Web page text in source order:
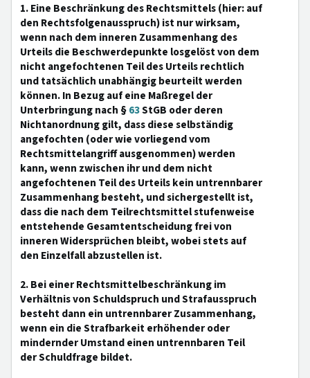
1. Eine Beschränkung des Rechtsmittels (hier: auf
den Rechtsfolgenausspruch) ist nur wirksam,
wenn nach dem inneren Zusammenhang des
Urteils die Beschwerdepunkte losgelöst von dem
nicht angefochtenen Teil des Urteils rechtlich
und tatsächlich unabhängig beurteilt werden
können. In Bezug auf eine Maßregel der
Unterbringung nach §63StGB oder deren
Nichtanordnung gilt, dass diese selbständig
angefochten (oder wie vorliegend vom
Rechtsmittelangriff ausgenommen) werden
kann, wenn zwischen ihr und dem nicht
angefochtenen Teil des Urteils kein untrennbarer
Zusammenhang besteht, und sichergestellt ist,
dass die nach dem Teilrechtsmittel stufenweise
entstehende Gesamtentscheidung frei von
inneren Widersprüchen bleibt, wobei stets auf
den Einzelfall abzustellen ist.
2. Bei einer Rechtsmittelbeschränkung im
Verhältnis von Schuldspruch und Strafausspruch
besteht dann ein untrennbarer Zusammenhang,
wenn ein die Strafbarkeit erhöhender oder
mindernder Umstand einen untrennbaren Teil
der Schuldfrage bildet.